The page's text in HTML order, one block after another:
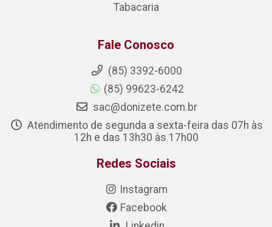
Tabacaria
Fale Conosco
(85) 3392-6000
(85) 99623-6242
sac@donizete.com.br
Atendimento de segunda a sexta-feira das 07h às
12h e das 13h30 às 17h00
Redes Sociais
Instagram
Facebook